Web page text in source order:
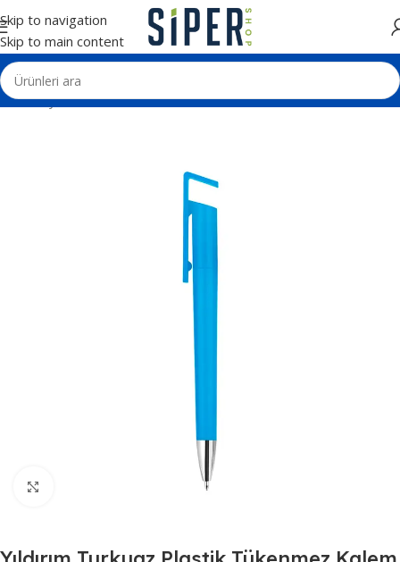
Skip to navigation
Skip to main content
Ana Sayfa Kalemler Plastik Tükenmez Kalemler